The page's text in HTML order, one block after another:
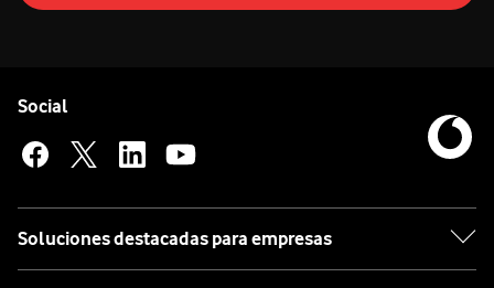
Social
Soluciones destacadas para empresas